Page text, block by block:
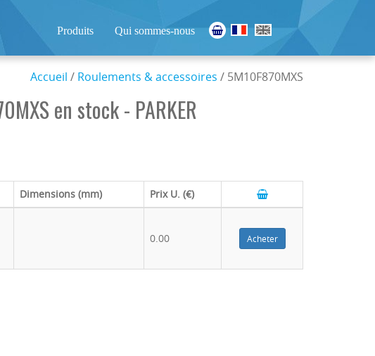
Produits Qui sommes-nous
Accueil / Roulements & accessoires / 5M10F870MXS
en stock - PARKER
Dimensions (mm) Prix U. (€)
0.00 Acheter